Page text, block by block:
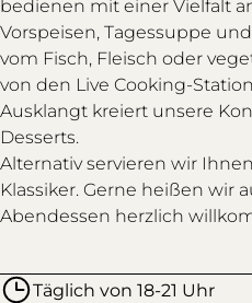
bedienen mit einer Vielfalt
Vorspeisen, Tagessuppe
vom Fisch, Fleisch oder
von den Live Cooking-
Ausklangt kreiert unsere
Desserts.
Alternativ servieren wir
Klassiker. Gerne heißen wir
Abendessen herzlich
Täglich von 18-21 Uhr